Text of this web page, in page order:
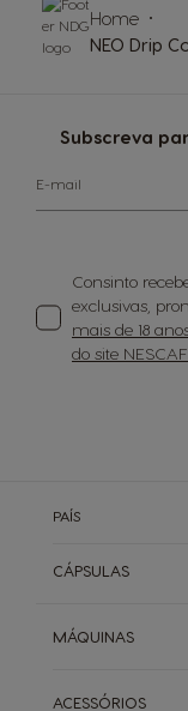
Subscreva
E-mail
Consinto
exclusivas,
mais de 18
do site
Home
NEO Drip
PAÍS
CÁPSULAS
Cafés Longos
Descafeinados
MÁQUINAS
ACESSÓRIOS